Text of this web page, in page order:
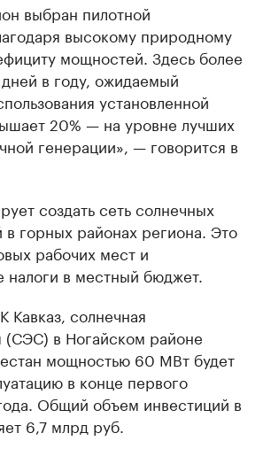
выбран пилотной
высокому природному
мощностей. Здесь более
в году, ожидаемый
установленной
20% — на уровне лучших
генерации», — говорится в
создать сеть солнечных
в горных районах региона. Это
рабочих мест и
налоги в местный бюджет.
Кавказ, солнечная
(СЭС) в Ногайском районе
мощностью 60 МВт будет
в конце первого
Общий объем инвестиций в
6,7 млрд руб.